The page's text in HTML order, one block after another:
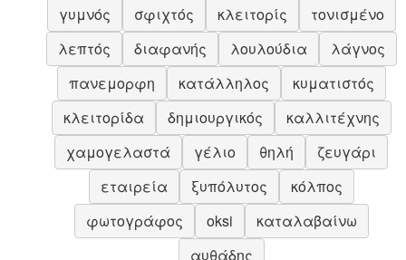
γυμνός
σφιχτός κλειτορίς
τονισμένο
λεπτός
διαφανής λουλούδια
λάγνος
πανεμορφη
κατάλληλος
κυματιστός
κλειτορίδα
δημιουργικός
καλλιτέχνης
χαμογελαστά
γέλιο θηλή
ζευγάρι
εταιρεία
ξυπόλυτος
κόλπος
φωτογράφος
oksi
καταλαβαίνω
αυθάδης